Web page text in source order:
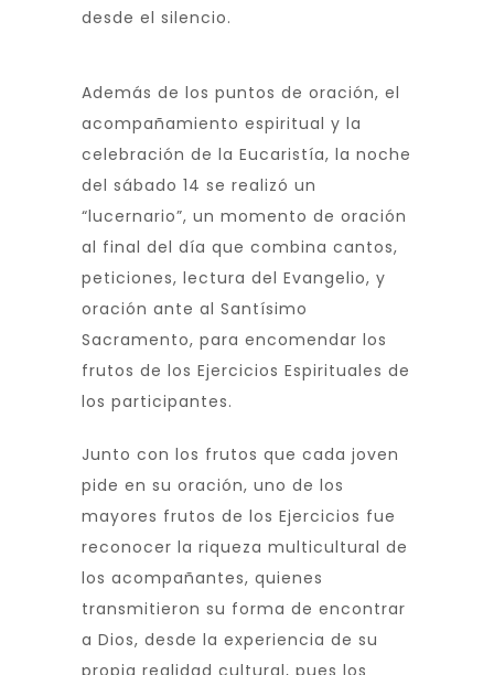
desde el silencio.
Además de los puntos de oración, el
acompañamiento espiritual y la
celebración de la Eucaristía, la noche
del sábado 14 se realizó un
“lucernario”, un momento de oración
al final del día que combina cantos,
peticiones, lectura del Evangelio, y
oración ante al Santísimo
Sacramento, para encomendar los
frutos de los Ejercicios Espirituales de
los participantes.
Junto con los frutos que cada joven
pide en su oración, uno de los
mayores frutos de los Ejercicios fue
reconocer la riqueza multicultural de
los acompañantes, quienes
transmitieron su forma de encontrar
a Dios, desde la experiencia de su